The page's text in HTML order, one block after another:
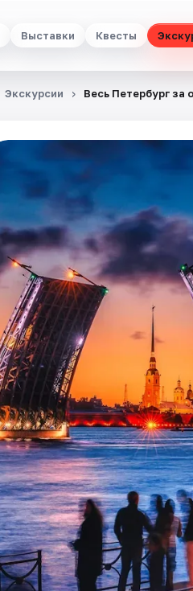
Выставки Квесты
Экскурсии Весь Петербург за